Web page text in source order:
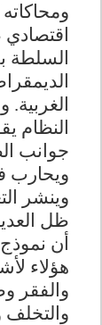
السلطة
النظام
جوانب
ويحارب
وينشر
ظل
أن
هؤلاء
والفقر
والتخلف